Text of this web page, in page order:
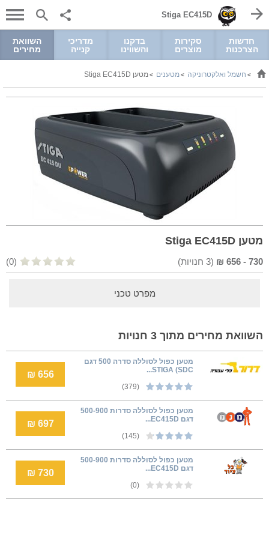
Stiga EC415D
חדשות
הצרכנות
סקירות
מוצרים
בדקנו
והשווינו
מדריכי
קנייה
השוואת
מחירים
> חשמל ואלקטרוניקה >מטענים >מטען Stiga EC415D
מטען Stiga EC415D
730
-
656
₪
(
3 חנויות) (0)
מפרט טכני
השוואת מחירים מתוך 3 חנויות
מטען כפול לסוללה סדרה 500 דגם
STIGA (SDC...
(379)
656 ₪
מטען כפול לסוללה סדרות 500-900
דגם EC415D...
(145)
697 ₪
מטען כפול לסוללה סדרות 500-900
דגם EC415D...
(0)
730 ₪